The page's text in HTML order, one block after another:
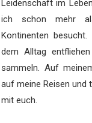
Leidenschaft im
ich schon mehr
Kontinenten
dem Alltag
sammeln. Auf
auf meine Reisen und
mit euch.